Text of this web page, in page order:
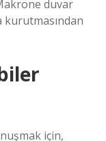
duvar
kurutmasından
için,